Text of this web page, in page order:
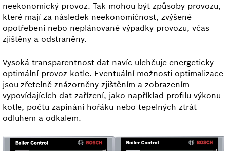
neekonomický provoz. Tak mohou být způsoby provozu,
které mají za následek neekonomičnost, zvýšené
opotřebení nebo neplánované výpadky provozu, včas
zjištěny a odstraněny.
Vysoká transparentnost dat navíc ulehčuje energeticky
optimální provoz kotle. Eventuální možnosti optimalizace
jsou zřetelně znázorněny zjištěním a zobrazením
vypovídajících dat zařízení, jako například profilu výkonu
kotle, počtu zapínání hořáku nebo tepelných ztrát
odluhem a odkalem.